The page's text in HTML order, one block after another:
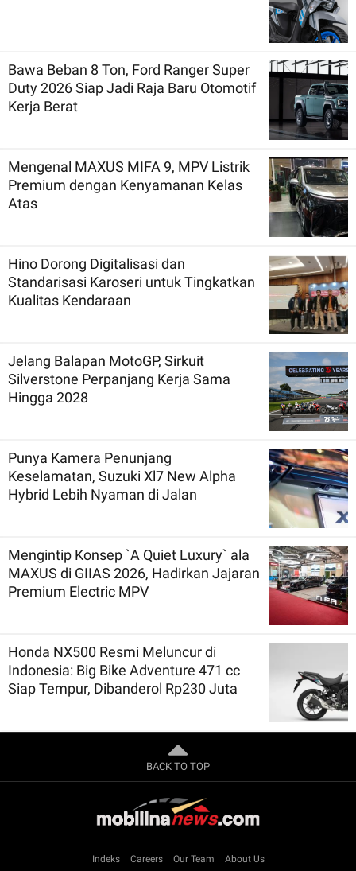
Bawa Beban 8 Ton, Ford Ranger Super
Duty 2026 Siap Jadi Raja Baru Otomotif
Kerja Berat
Mengenal MAXUS MIFA 9, MPV Listrik
Premium dengan Kenyamanan Kelas
Atas
Hino Dorong Digitalisasi dan
Standarisasi Karoseri untuk Tingkatkan
Kualitas Kendaraan
Jelang Balapan MotoGP, Sirkuit
Silverstone Perpanjang Kerja Sama
Hingga 2028
Punya Kamera Penunjang
Keselamatan, Suzuki Xl7 New Alpha
Hybrid Lebih Nyaman di Jalan
Mengintip Konsep `A Quiet Luxury` ala
MAXUS di GIIAS 2026, Hadirkan Jajaran
Premium Electric MPV
Honda NX500 Resmi Meluncur di
Indonesia: Big Bike Adventure 471 cc
Siap Tempur, Dibanderol Rp230 Juta
BACK TO TOP
Indeks Careers Our Team About Us